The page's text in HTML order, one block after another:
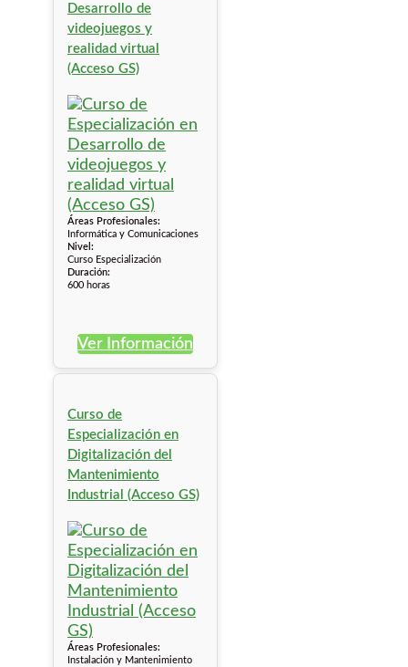
Desarrollo de
videojuegos y
realidad virtual
(Acceso GS)
Áreas Profesionales:
Informática y Comunicaciones
Nivel:
Curso Especialización
Duración:
600 horas
Ver Información
Curso de
Especialización en
Digitalización del
Mantenimiento
Industrial (Acceso GS)
Áreas Profesionales:
Instalación y Mantenimiento